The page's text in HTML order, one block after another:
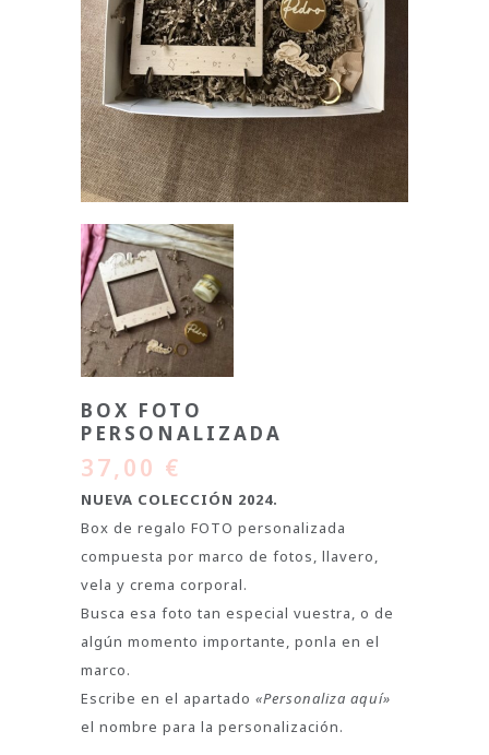
BOX FOTO
PERSONALIZADA
37,00 €
NUEVA COLECCIÓN 2024.
Box de regalo FOTO personalizada
compuesta por marco de fotos, llavero,
vela y crema corporal.
Busca esa foto tan especial vuestra, o de
algún momento importante, ponla en el
marco.
Escribe en el apartado «Personaliza aquí»
el nombre para la personalización.